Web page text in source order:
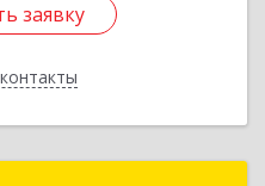
заявку
заявку